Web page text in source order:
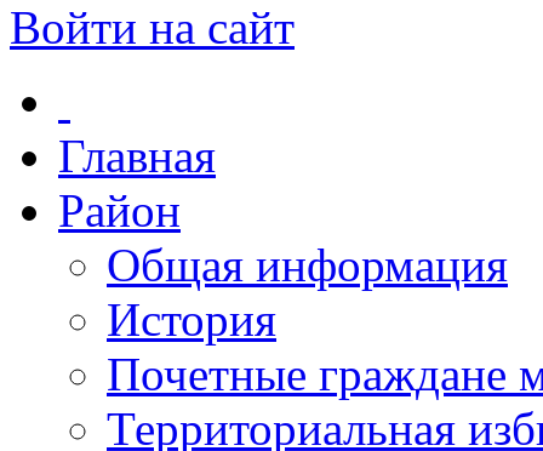
Войти на сайт
Главная
Район
Общая информация
История
Почетные граждане
Территориальная